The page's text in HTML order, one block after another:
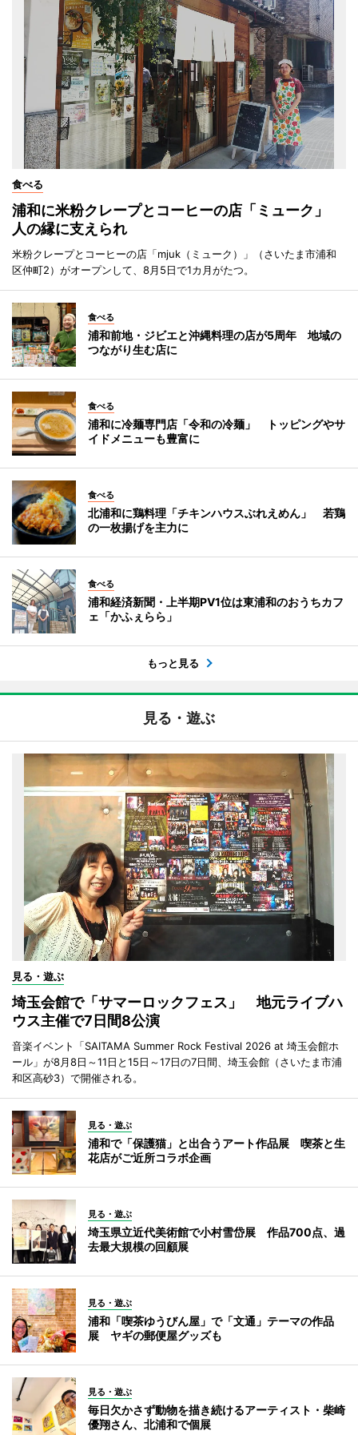
食べる
浦和に米粉クレープとコーヒーの店「ミューク」
人の縁に支えられ
米粉クレープとコーヒーの店「mjuk（ミューク）」（さいたま市浦和
区仲町2）がオープンして、8月5日で1カ月がたつ。
食べる
浦和前地・ジビエと沖縄料理の店が5周年 地域の
つながり生む店に
食べる
浦和に冷麺専門店「令和の冷麺」 トッピングやサ
イドメニューも豊富に
食べる
北浦和に鶏料理「チキンハウスぶれえめん」 若鶏
の一枚揚げを主力に
食べる
浦和経済新聞・上半期PV1位は東浦和のおうちカフ
ェ「かふぇらら」
もっと見る
見る・遊ぶ
見る・遊ぶ
埼玉会館で「サマーロックフェス」 地元ライブハ
ウス主催で7日間8公演
音楽イベント「SAITAMA Summer Rock Festival 2026 at 埼玉会館ホ
ール」が8月8日～11日と15日～17日の7日間、埼玉会館（さいたま市浦
和区高砂3）で開催される。
見る・遊ぶ
浦和で「保護猫」と出合うアート作品展 喫茶と生
花店がご近所コラボ企画
見る・遊ぶ
埼玉県立近代美術館で小村雪岱展 作品700点、過
去最大規模の回顧展
見る・遊ぶ
浦和「喫茶ゆうびん屋」で「文通」テーマの作品
展 ヤギの郵便屋グッズも
見る・遊ぶ
毎日欠かさず動物を描き続けるアーティスト・柴崎
優翔さん、北浦和で個展